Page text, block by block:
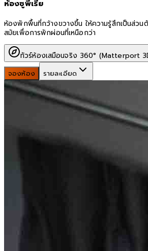
ห้องซูพีเรีย
ห้องพักพื้นที่กว้างขวางขึ้น ให้ความรู้สึกเป็นส่ว
สมัยเพื่อการพักผ่อนที่เหนือกว่า
ทัวร์ห้องเสมือนจริง 360° (Matterport
จองห้อง
รายละเอียด